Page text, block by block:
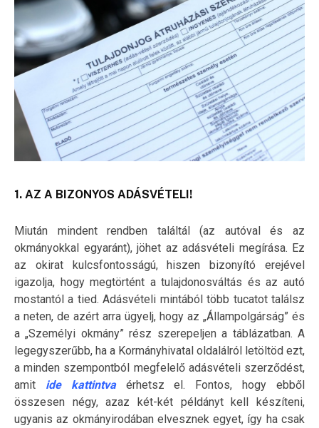
1. AZ A BIZONYOS ADÁSVÉTELI!
Miután mindent rendben találtál (az autóval és az
okmányokkal egyaránt), jöhet az adásvételi megírása. Ez
az okirat kulcsfontosságú, hiszen bizonyító erejével
igazolja, hogy megtörtént a tulajdonosváltás és az autó
mostantól a tied. Adásvételi mintából több tucatot találsz
a neten, de azért arra ügyelj, hogy az „Állampolgárság” és
a „Személyi okmány” rész szerepeljen a táblázatban. A
legegyszerűbb, ha a Kormányhivatal oldalálról letöltöd ezt,
a minden szempontból megfelelő adásvételi szerződést,
amit ide kattintvaérhetsz el. Fontos, hogy ebből
összesen négy, azaz két-két példányt kell készíteni,
ugyanis az okmányirodában elvesznek egyet, így ha csak